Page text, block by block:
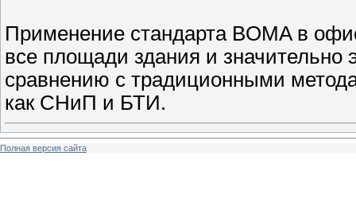
Применение стандарта BOMA в
все площади здания и значительно
сравнению с традиционными
как СНиП и БТИ.
Полная версия сайта